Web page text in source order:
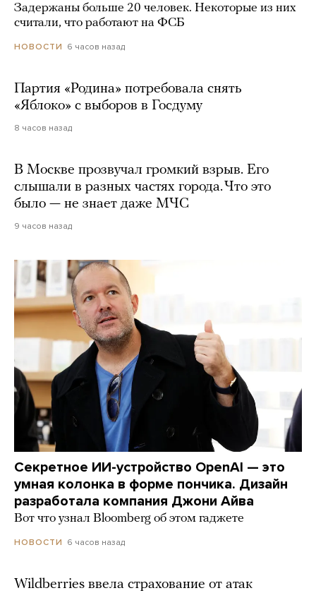
Задержаны больше 20 человек. Некоторые из них
считали, что работают на ФСБ
НОВОСТИ 6 часов назад
Партия «Родина» потребовала снять
«Яблоко» с выборов в Госдуму
8 часов назад
В Москве прозвучал громкий взрыв. Его
слышали в разных частях города. Что это
было — не знает даже МЧС
9 часов назад
Секретное ИИ-устройство OpenAI — это
умная колонка в форме пончика. Дизайн
разработала компания Джони Айва
Вот что узнал Bloomberg об этом гаджете
НОВОСТИ 6 часов назад
Wildberries ввела страхование от атак